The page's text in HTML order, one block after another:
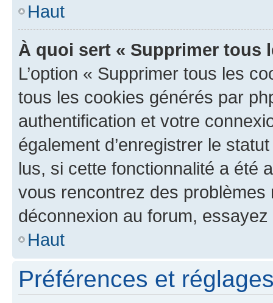
Haut
À quoi sert « Supprimer tous
L’option « Supprimer tous les
tous les cookies générés par
authentification et votre
également d’enregistrer le
lus, si cette fonctionnalité a été
vous rencontrez des
déconnexion au forum,
Haut
Préférences et